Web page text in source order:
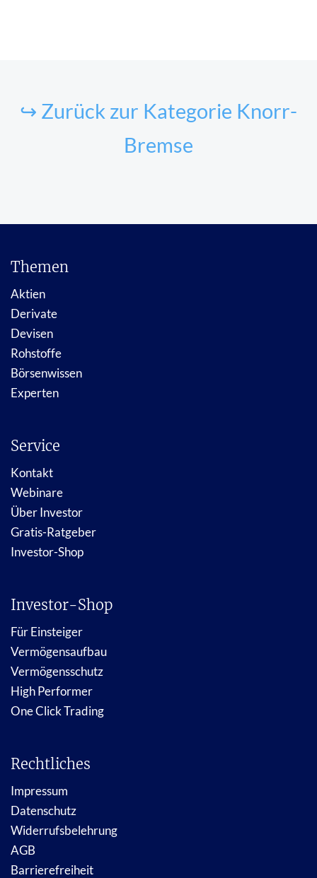
↪ Zurück zur Kategorie Knorr-
Bremse
Themen
Aktien
Derivate
Devisen
Rohstoffe
Börsenwissen
Experten
Service
Kontakt
Webinare
Über Investor
Gratis-Ratgeber
Investor-Shop
Investor-Shop
Für Einsteiger
Vermögensaufbau
Vermögensschutz
High Performer
One Click Trading
Rechtliches
Impressum
Datenschutz
Widerrufsbelehrung
AGB
Barrierefreiheit